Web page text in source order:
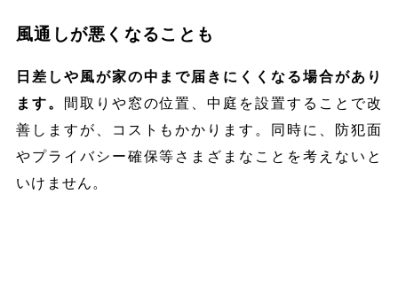
風通しが悪くなることも
日差しや風が家の中まで届きにくくなる場合があり
ます。 間取りや窓の位置、中庭を設置することで改
善しますが、コストもかかります。同時に、防犯面
やプライバシー確保等さまざまなことを考えないと
いけません。